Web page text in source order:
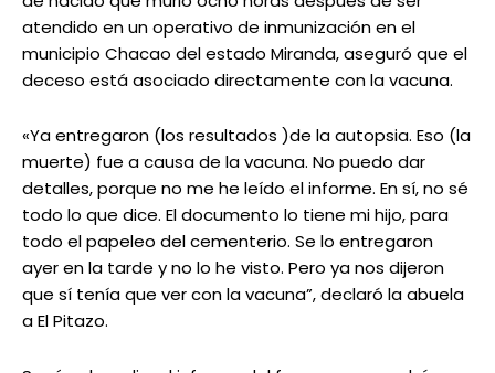
atendido en un operativo de inmunización en el
municipio Chacao del estado Miranda, aseguró que el
deceso está asociado directamente con la vacuna.
«Ya entregaron (los resultados )de la autopsia. Eso (la
muerte) fue a causa de la vacuna. No puedo dar
detalles, porque no me he leído el informe. En sí, no sé
todo lo que dice. El documento lo tiene mi hijo, para
todo el papeleo del cementerio. Se lo entregaron
ayer en la tarde y no lo he visto. Pero ya nos dijeron
que sí tenía que ver con la vacuna”, declaró la abuela
a El Pitazo.